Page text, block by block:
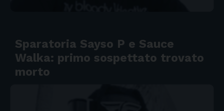
Sparatoria Sayso P e Sauce
Walka: primo sospettato trovato
morto